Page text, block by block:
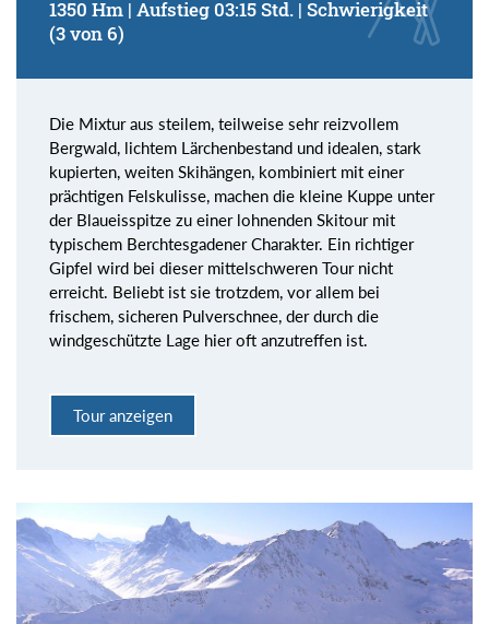
1350 Hm | Aufstieg 03:15 Std. | Schwierigkeit
(3 von 6)
Die Mixtur aus steilem, teilweise sehr reizvollem
Bergwald, lichtem Lärchenbestand und idealen, stark
kupierten, weiten Skihängen, kombiniert mit einer
prächtigen Felskulisse, machen die kleine Kuppe unter
der Blaueisspitze zu einer lohnenden Skitour mit
typischem Berchtesgadener Charakter. Ein richtiger
Gipfel wird bei dieser mittelschweren Tour nicht
erreicht. Beliebt ist sie trotzdem, vor allem bei
frischem, sicheren Pulverschnee, der durch die
windgeschützte Lage hier oft anzutreffen ist.
Tour anzeigen